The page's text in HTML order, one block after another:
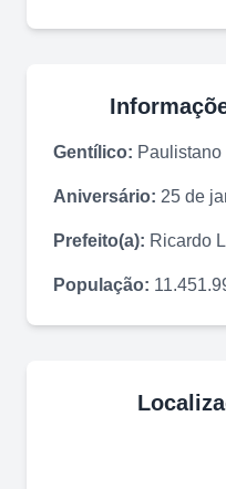
Gentílico: Paulistano
Aniversário: 25 de
Prefeito(a): Ricardo
População: